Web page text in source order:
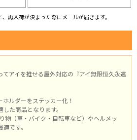
再入荷が決まった際にメールが届きます。
てアイを推せる屋外対応の『アイ無限恒久永遠
ルダーをステッカー化！
た商品となります。
物（車・バイク・自転車など）やヘルメッ
です。